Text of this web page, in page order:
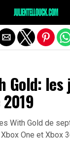
Gold: les
With Gold de
One et Xbox